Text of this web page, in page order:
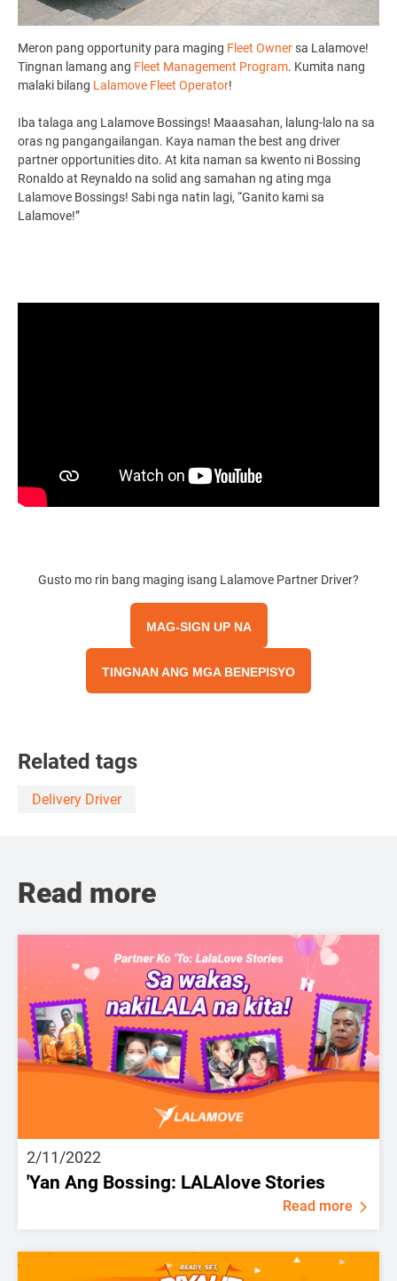
Meron pang opportunity para maging Fleet Ownersa Lalamove!
Tingnan lamang ang Fleet Management Program. Kumita nang
malaki bilang Lalamove Fleet Operator!
Iba talaga ang Lalamove Bossings! Maaasahan, lalung-lalo na sa
oras ng pangangailangan. Kaya naman the best ang driver
partner opportunitiesdito. At kita naman sa kwento ni Bossing
Ronaldo at Reynaldo na solid ang samahan ng ating mga
Lalamove Bossings! Sabi nga natin lagi, “Ganito kami sa
Lalamove!”
Gusto mo rin bang maging isang Lalamove Partner Driver?
MAG-SIGN UP NA
TINGNAN ANG MGA BENEPISYO
Related tags
Delivery Driver
Read more
2/11/2022
'Yan Ang Bossing: LALAlove Stories
Read more